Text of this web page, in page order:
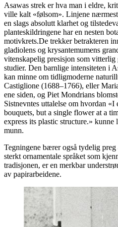
Asawas strek er hva man i eldre,
ville kalt «følsom». Linjene
en slags absolutt klarhet og
planteskildringene har en nesten
motivkrets.De trekker betrakteren
gladiolens og krysantemumens
vitenskapelig presisjon som
studier. Den barnlige intensiteten i
kan minne om tidligmoderne
Castiglione (1688–1766), eller
ene siden, og Piet Mondrians
Sistnevntes uttalelse om hvordan
bouquets, but a single flower at a
express its plastic structure.»
munn.
Tegningene bærer også tydelig
sterkt ornamentale språket som
tradisjonen, er en merkbar
av papirarbeidene.